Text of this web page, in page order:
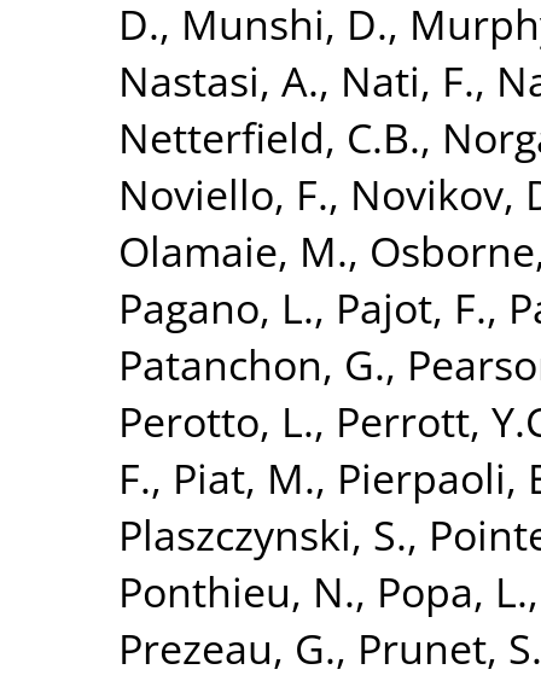
D., Munshi, D.,
Nastasi, A., Nati, F.,
Netterfield, C.B.,
Noviello, F., Novikov,
Olamaie, M.,
Pagano, L., Pajot, F.,
Patanchon, G.,
Perotto, L., Perrott,
F., Piat, M., Pierpaoli,
Plaszczynski, S.,
Ponthieu, N., Popa, L.
Prezeau, G., Prunet, S.